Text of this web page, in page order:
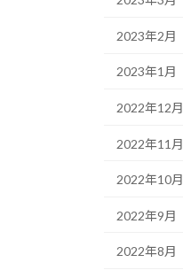
2023年2月
2023年1月
2022年12月
2022年11月
2022年10月
2022年9月
2022年8月